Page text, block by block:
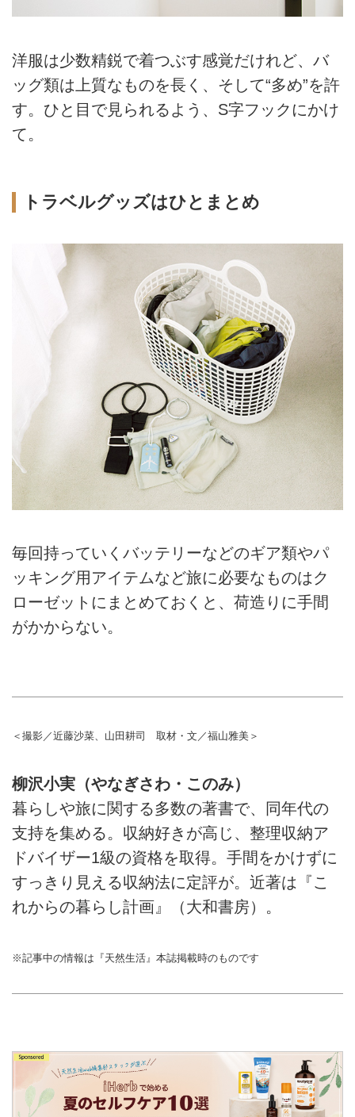
洋服は少数精鋭で着つぶす感覚だけれど、バ
ッグ類は上質なものを長く、そして“多め”を許
す。ひと目で見られるよう、S字フックにかけ
て。
トラベルグッズはひとまとめ
毎回持っていくバッテリーなどのギア類やパ
ッキング用アイテムなど旅に必要なものはク
ローゼットにまとめておくと、荷造りに手間
がかからない。
＜撮影／近藤沙菜、山田耕司 取材・文／福山雅美＞
柳沢小実（やなぎさわ・このみ）
暮らしや旅に関する多数の著書で、同年代の
支持を集める。収納好きが高じ、整理収納ア
ドバイザー1級の資格を取得。手間をかけずに
すっきり見える収納法に定評が。近著は『こ
れからの暮らし計画』（大和書房）。
※記事中の情報は『天然生活』本誌掲載時のものです